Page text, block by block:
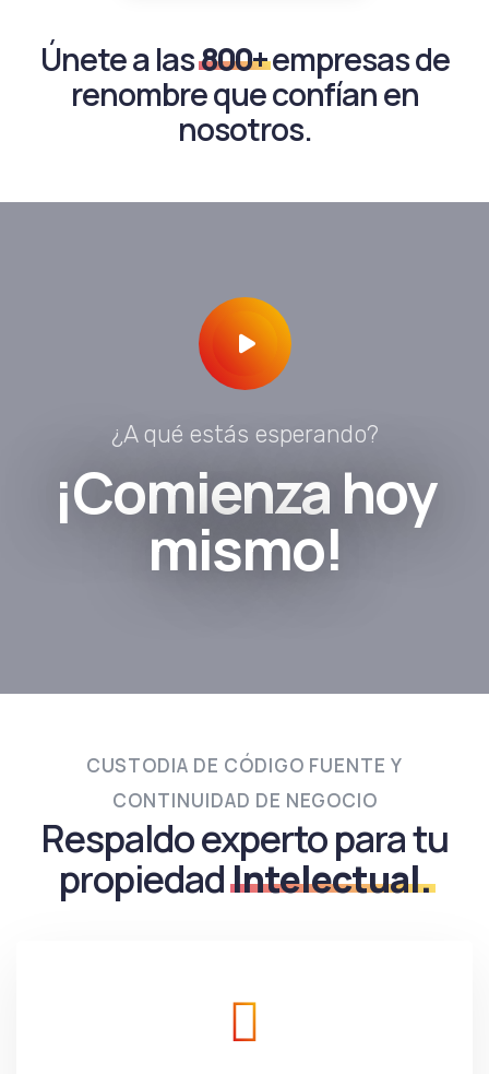
Únete a las800+empresas de
renombre que confían en
nosotros.
¿A qué estás esperando?
¡Comienza hoy
mismo!
CUSTODIA DE CÓDIGO FUENTE Y
CONTINUIDAD DE NEGOCIO
Respaldo experto para tu
propiedadIntelectual.